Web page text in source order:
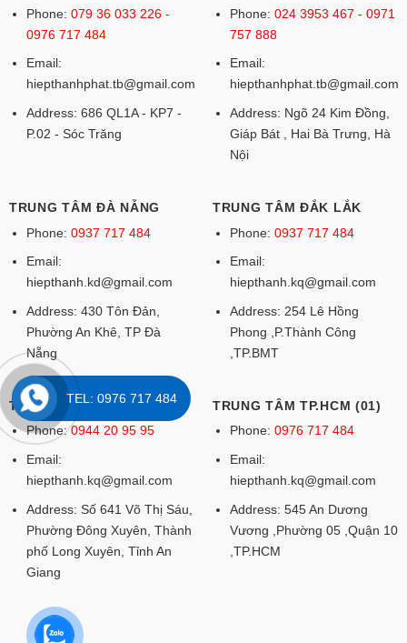
Phone: 079 36 033 226 -
0976 717 484
Email:
hiepthanhphat.tb@gmail.com
Address: 686 QL1A - KP7 -
P.02 - Sóc Trăng
Phone: 024 3953 467 - 0971
757 888
Email:
hiepthanhphat.tb@gmail.com
Address: Ngõ 24 Kim Đồng,
Giáp Bát , Hai Bà Trưng, Hà
Nội
TRUNG TÂM ĐÀ NẴNG
Phone: 0937 717 484
Email:
hiepthanh.kd@gmail.com
Address: 430 Tôn Đản,
Phường An Khê, TP Đà
Nẵng
TRUNG TÂM ĐẮK LẮK
Phone: 0937 717 484
Email:
hiepthanh.kq@gmail.com
Address: 254 Lê Hồng
Phong ,P.Thành Công
,TP.BMT
TRUNG TÂM AN GIANG
Phone:0944 20 95 95
Email:
hiepthanh.kq@gmail.com
Address: Số 641 Võ Thị Sáu,
Phường Đông Xuyên, Thành
phố Long Xuyên, Tỉnh An
Giang
TRUNG TÂM TP.HCM (01)
Phone: 0976 717 484
Email:
hiepthanh.kq@gmail.com
Address: 545 An Dương
Vương ,Phường 05 ,Quận 10
,TP.HCM
TEL: 0976 717 484